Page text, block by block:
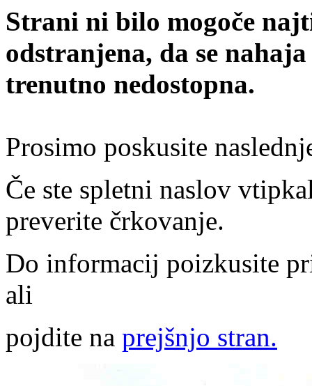
Strani ni bilo mogoče
odstranjena, da se
trenutno nedostopna.
Prosimo poskusite
Če ste spletni naslov
preverite črkovanje.
Do informacij poizkusite
ali
pojdite na prejšnjo stran.